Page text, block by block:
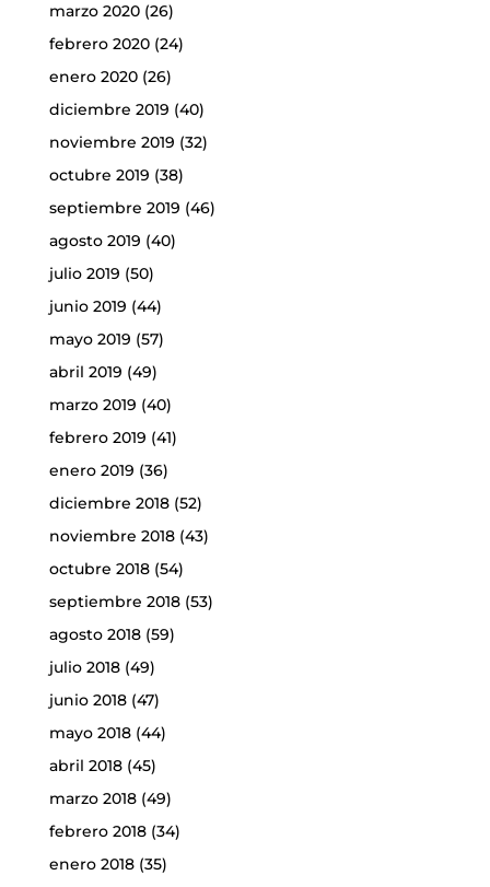
marzo 2020(26)
febrero 2020(24)
enero 2020(26)
diciembre 2019 (40)
noviembre 2019 (32)
octubre 2019 (38)
septiembre 2019 (46)
agosto 2019 (40)
julio 2019 (50)
junio 2019 (44)
mayo 2019 (57)
abril 2019 (49)
marzo 2019 (40)
febrero 2019 (41)
enero 2019 (36)
diciembre 2018(52)
noviembre 2018(43)
octubre 2018(54)
septiembre 2018(53)
agosto 2018(59)
julio 2018(49)
junio 2018(47)
mayo 2018(44)
abril 2018(45)
marzo 2018(49)
febrero 2018(34)
enero 2018(35)